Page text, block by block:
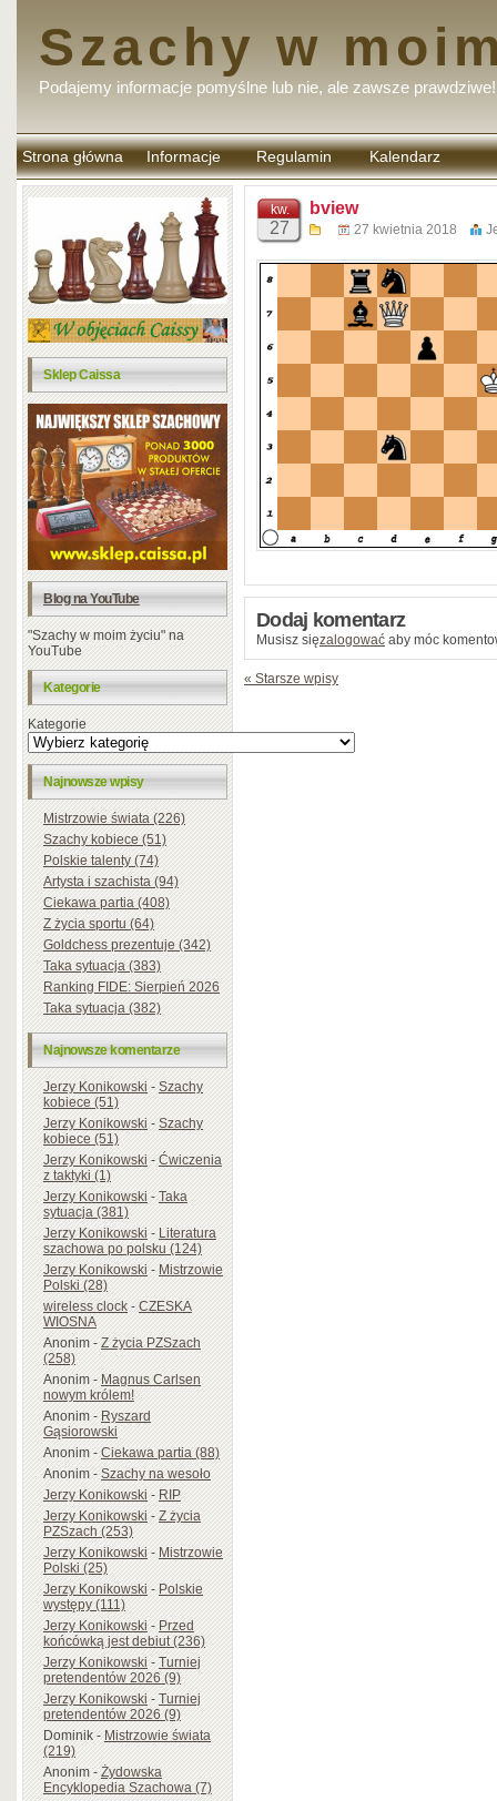
Szachy w
Podajemy informacje pomyślne lub nie, ale zawsze prawdziwe!
Strona główna Informacje Regulamin
komentarzy
Kalendarz
Sklep Caissa
Blog na YouTube
"Szachy w moim życiu" na
YouTube
Kategorie
Kategorie
Najnowsze wpisy
Mistrzowie świata (226)
Szachy kobiece (51)
Polskie talenty (74)
Artysta i szachista (94)
Ciekawa partia (408)
Z życia sportu (64)
Goldchess prezentuje (342)
Taka sytuacja (383)
Ranking FIDE: Sierpień 2026
Taka sytuacja (382)
Najnowsze komentarze
Jerzy Konikowski-Szachy
kobiece (51)
Jerzy Konikowski-Szachy
kobiece (51)
Jerzy Konikowski-Ćwiczenia
z taktyki (1)
Jerzy Konikowski-Taka
sytuacja (381)
Jerzy Konikowski-Literatura
szachowa po polsku (124)
Jerzy Konikowski-Mistrzowie
Polski (28)
wireless clock-CZESKA
WIOSNA
Anonim-Z życia PZSzach
(258)
Anonim-Magnus Carlsen
nowym królem!
Anonim-Ryszard
Gąsiorowski
Anonim-Ciekawa partia (88)
Anonim-Szachy na wesoło
Jerzy Konikowski-RIP
Jerzy Konikowski-Z życia
PZSzach (253)
Jerzy Konikowski-Mistrzowie
Polski (25)
Jerzy Konikowski-Polskie
występy (111)
Jerzy Konikowski-Przed
końcówką jest debiut (236)
Jerzy Konikowski-Turniej
pretendentów 2026 (9)
Jerzy Konikowski-Turniej
pretendentów 2026 (9)
Dominik-Mistrzowie świata
(219)
Anonim-Żydowska
Encyklopedia Szachowa (7)
kw.
27
bview
27 kwietnia 2018
Dodaj komentarz
Musisz sięzalogować aby móc
« Starsze wpisy